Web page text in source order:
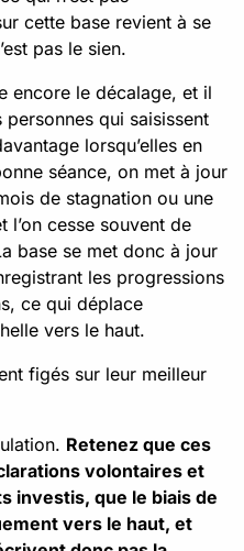
cette base revient à se
pas le sien.
encore le décalage, et il
qui saisissent
lorsqu’elles en
séance, on met à jour
de stagnation ou une
l’on cesse souvent de
base se met donc à jour
les progressions
ce qui déplace
vers le haut.
figés sur leur meilleur
Retenez que ces
volontaires et
investis, que le biais de
vers le haut, et